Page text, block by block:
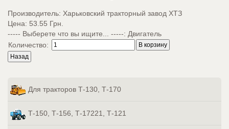
Производитель: Харьковский тракторный завод ХТЗ
Цена: 53.55 Грн.
----- Выберете что вы ищите... -----: Двигатель
Количество:
Для тракторов Т-130, Т-170
Т-150, Т-156, Т-17221, Т-121